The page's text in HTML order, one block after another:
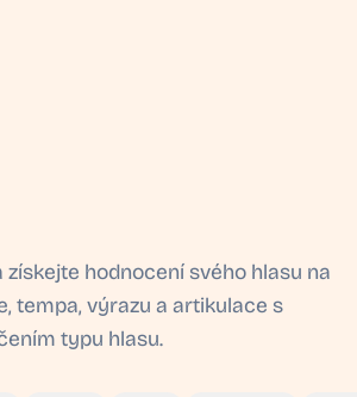
hodnocení svého hlasu na
tempa, výrazu a artikulace s
typu hlasu.